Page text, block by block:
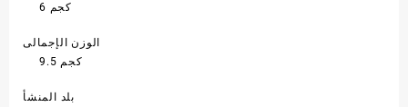
6 كجم
الوزن الإجمالى
9.5 كجم
بلد المنشأ